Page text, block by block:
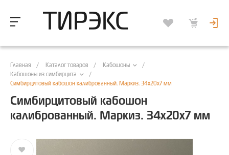
ТИРЭКС
Главная / Каталог товаров / Кабошоны
/
Кабошоны из симбирцита
/
Симбирцитовый кабошон калиброванный. Маркиз. 34х20х7 мм
Симбирцитовый кабошон
калиброванный. Маркиз. 34х20х7 мм